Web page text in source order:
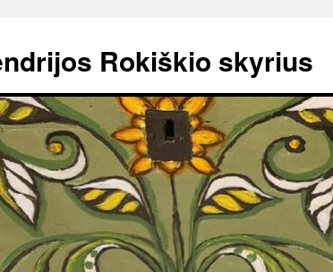
Rokiškio skyrius